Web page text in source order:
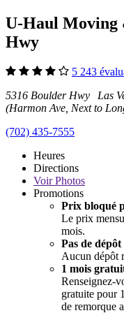
U-Haul Moving
Hwy
5 243
5316 Boulder Hwy Las
(Harmon Ave, Next to
(702) 435-7555
Heures
Directions
VoirPhotos
Promotions
Prix bloqué
Le prix
mois.
Pas de
Aucun dépôt
1 mois
Renseignez-
gratuite pour
de remorque